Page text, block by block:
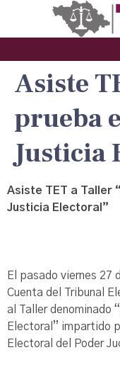
Asiste
prueba
Justicia
Asiste TET a Taller
Justicia Electoral”
El pasado viernes 27
Cuenta del Tribunal
al Taller denominado
Electoral” impartido
Electoral del Poder